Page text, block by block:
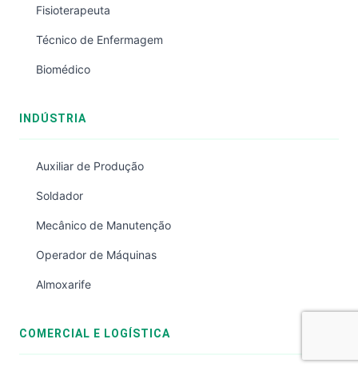
Fisioterapeuta
Técnico de Enfermagem
Biomédico
INDÚSTRIA
Auxiliar de Produção
Soldador
Mecânico de Manutenção
Operador de Máquinas
Almoxarife
COMERCIAL E LOGÍSTICA